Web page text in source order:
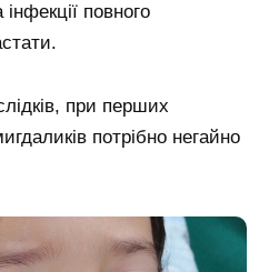
інфекції повного
при перших
потрібно негайно